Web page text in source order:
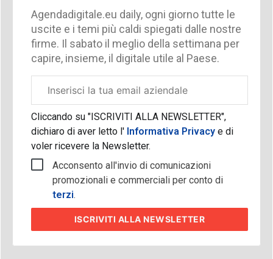
Agendadigitale.eu daily, ogni giorno tutte le
uscite e i temi più caldi spiegati dalle nostre
firme. Il sabato il meglio della settimana per
capire, insieme, il digitale utile al Paese.
aziendale
Cliccando su "ISCRIVITI ALLA NEWSLETTER",
dichiaro di aver letto l'Informativa Privacy e di
voler ricevere la Newsletter.
Acconsento all'invio di comunicazioni
promozionali e commerciali per conto di
terzi.
ISCRIVITI ALLA NEWSLETTER